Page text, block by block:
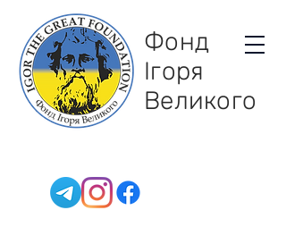
Фонд
Ігоря
Великого